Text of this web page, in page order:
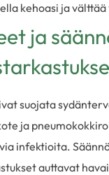
kehoasi ja
ja
suojata
ja
infektioita.
auttavat